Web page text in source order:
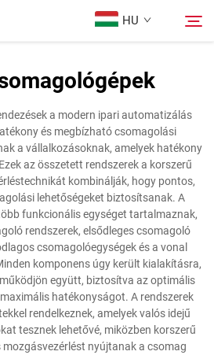
HU
Keresés
a modern ipari automatizálás
és megbízható csomagolási
a vállalkozásoknak, amelyek hatékony
az összetett rendszerek a korszerű
kombinálják, hogy pontos,
lehetőségeket biztosítsanak. A
funkcionális egységet tartalmaznak,
rendszerek, elsődleges csomagoló
csomagolóegységek és a vonal
komponens úgy került kialakításra,
együtt, biztosítva az optimális
hatékonyságot. A rendszerek
rendelkeznek, amelyek valós idejű
tesznek lehetővé, miközben korszerű
nyújtanak a csomag